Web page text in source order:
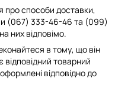
про способи доставки,
(067) 333-46-46 та (099)
них відповімо.
в тому, що він
відповідний товарний
відповідно до